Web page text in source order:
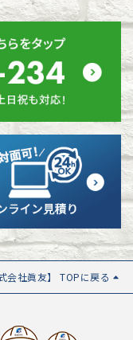
会社眞友】 TOPに戻る